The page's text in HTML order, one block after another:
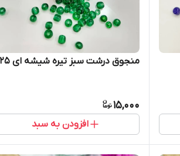
منجوق درشت سبز تیره شیشه ای ۲۵
15,000
افزودن به سبد